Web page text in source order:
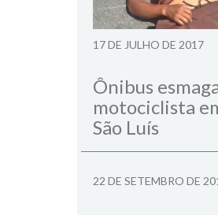
17 DE JULHO DE 2017
Ônibus
motociclista
São Luís
22 DE SETEMBRO DE